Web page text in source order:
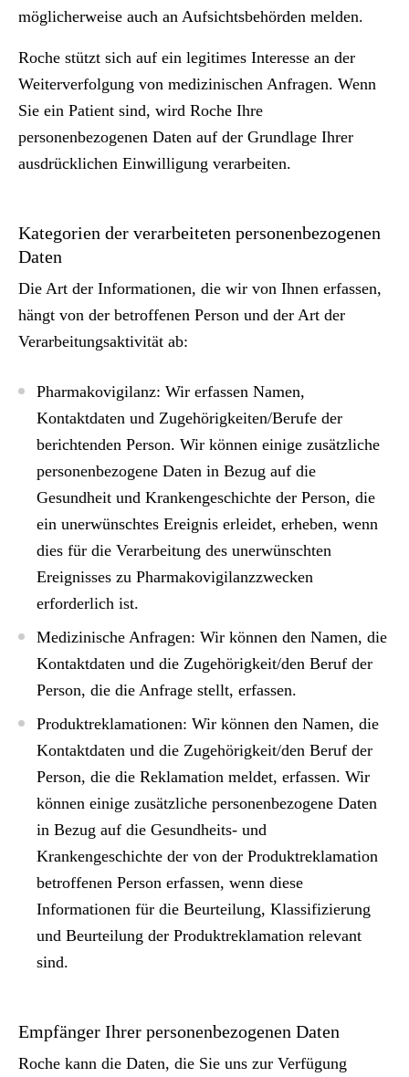
möglicherweise auch an Aufsichtsbehörden melden.
Roche stützt sich auf ein legitimes Interesse an der
Weiterverfolgung von medizinischen Anfragen. Wenn
Sie ein Patient sind, wird Roche Ihre
personenbezogenen Daten auf der Grundlage Ihrer
ausdrücklichen Einwilligung verarbeiten.
Kategorien der verarbeiteten personenbezogenen
Daten
Die Art der Informationen, die wir von Ihnen erfassen,
hängt von der betroffenen Person und der Art der
Verarbeitungsaktivität ab:
Pharmakovigilanz: Wir erfassen Namen,
Kontaktdaten und Zugehörigkeiten/Berufe der
berichtenden Person. Wir können einige zusätzliche
personenbezogene Daten in Bezug auf die
Gesundheit und Krankengeschichte der Person, die
ein unerwünschtes Ereignis erleidet, erheben, wenn
dies für die Verarbeitung des unerwünschten
Ereignisses zu Pharmakovigilanzzwecken
erforderlich ist.
Medizinische Anfragen: Wir können den Namen, die
Kontaktdaten und die Zugehörigkeit/den Beruf der
Person, die die Anfrage stellt, erfassen.
Produktreklamationen: Wir können den Namen, die
Kontaktdaten und die Zugehörigkeit/den Beruf der
Person, die die Reklamation meldet, erfassen. Wir
können einige zusätzliche personenbezogene Daten
in Bezug auf die Gesundheits- und
Krankengeschichte der von der Produktreklamation
betroffenen Person erfassen, wenn diese
Informationen für die Beurteilung, Klassifizierung
und Beurteilung der Produktreklamation relevant
sind.
Empfänger Ihrer personenbezogenen Daten
Roche kann die Daten, die Sie uns zur Verfügung